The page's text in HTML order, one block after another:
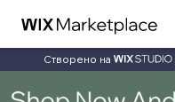
Створено на